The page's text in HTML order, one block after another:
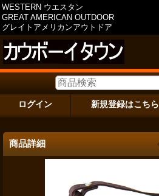
WESTERN ウエスタン
GREAT AMERICAN OUTDOOR
グレイトアメリカンアウトドア
ログイン 新規登録はこちら
商品詳細